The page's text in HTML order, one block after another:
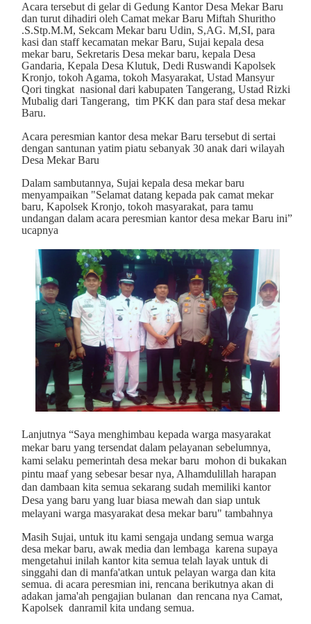
Acara tersebut di gelar di Gedung Kantor Desa Mekar Baru
dan turut dihadiri oleh Camat mekar Baru Miftah Shuritho
.S.Stp.M.M, Sekcam Mekar baru Udin, S,AG. M,SI, para
kasi dan staff kecamatan mekar Baru, Sujai kepala desa
mekar baru, Sekretaris Desa mekar baru, kepala Desa
Gandaria, Kepala Desa Klutuk, Dedi Ruswandi Kapolsek
Kronjo, tokoh Agama, tokoh Masyarakat, Ustad Mansyur
Qori tingkat nasional dari kabupaten Tangerang, Ustad Rizki
Mubalig dari Tangerang, tim PKK dan para staf desa mekar
Baru.
Acara peresmian kantor desa mekar Baru tersebut di sertai
dengan santunan yatim piatu sebanyak 30 anak dari wilayah
Desa Mekar Baru
Dalam sambutannya, Sujai kepala desa mekar baru
menyampaikan "Selamat datang kepada pak camat mekar
baru, Kapolsek Kronjo, tokoh masyarakat, para tamu
undangan dalam acara peresmian kantor desa mekar Baru ini”
ucapnya
Lanjutnya “Saya menghimbau kepada warga masyarakat
mekar baru yang tersendat dalam pelayanan sebelumnya,
kami selaku pemerintah desa mekar baru mohon di bukakan
pintu maaf yang sebesar besar nya, Alhamdulillah harapan
dan dambaan kita semua sekarang sudah memiliki kantor
Desa yang baru yang luar biasa mewah dan siap untuk
melayani warga masyarakat desa mekar baru" tambahnya
Masih Sujai, untuk itu kami sengaja undang semua warga
desa mekar baru, awak media dan lembaga karena supaya
mengetahui inilah kantor kita semua telah layak untuk di
singgahi dan di manfa'atkan untuk pelayan warga dan kita
semua. di acara peresmian ini, rencana berikutnya akan di
adakan jama'ah pengajian bulanan dan rencana nya Camat,
Kapolsek danramil kita undang semua.